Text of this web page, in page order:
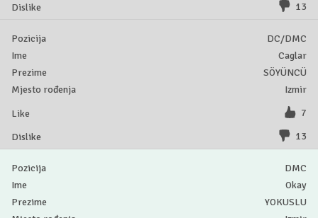
13
DC/DMC
Caglar
SÖYÜNCÜ
Izmir
7
13
DMC
Okay
YOKUSLU